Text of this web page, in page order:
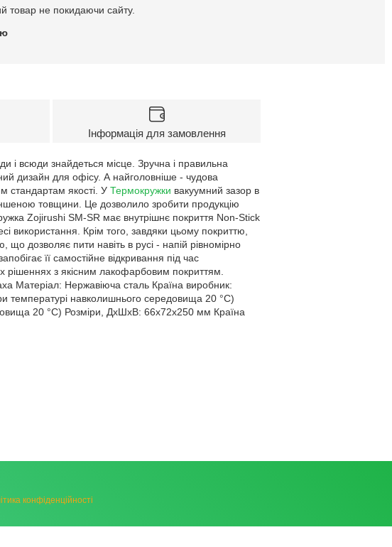
товар не покидаючи сайту.
Інформація для замовлення
і всюди знайдеться місце. Зручна і правильна
дизайн для офісу. А найголовніше - чудова
стандартам якості. У Термокружки вакуумний зазор в
товщини. Це дозволило зробити продукцію
Zojirushi SM-SR має внутрішнє покриття Non-Stick
використання. Крім того, завдяки цьому покриттю,
що дозволяє пити навіть в русі - напій рівномірно
її самостійне відкривання під час
рішеннях з якісним лакофарбовим покриттям.
Матеріал: Нержавіюча сталь Країна виробник:
температурі навколишнього середовища 20 °С)
20 °С) Розміри, ДхШхВ: 66х72х250 мм Країна
конфіденційності